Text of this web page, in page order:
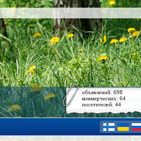
объявлений: 698
коммерческих: 64
посетителей: 44